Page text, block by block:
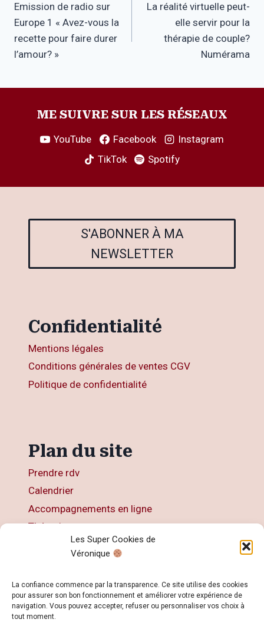
Les Super Cookies de
Véronique
La confiance commence par la transparence. Ce site utilise des cookies
pour assurer son bon fonctionnement et améliorer votre expérience de
navigation. Vous pouvez accepter, refuser ou personnaliser vos choix à
tout moment.
de
l’article
Emission de radio sur
Europe 1 « Avez-vous la
recette pour faire durer
l’amour? »
La réalité virtuelle peut-
elle servir pour la
thérapie de couple?
Numérama
ME SUIVRE SUR LES RÉSEAUX
YouTube Facebook
Instagram
TikTok
Spotify
S'ABONNER À MA
NEWSLETTER
Confidentialité
Mentions légales
Conditions générales de ventes CGV
Politique de confidentialité
Plan du site
Prendre rdv
Calendrier
Accompagnements en ligne
Thérapies
Contact